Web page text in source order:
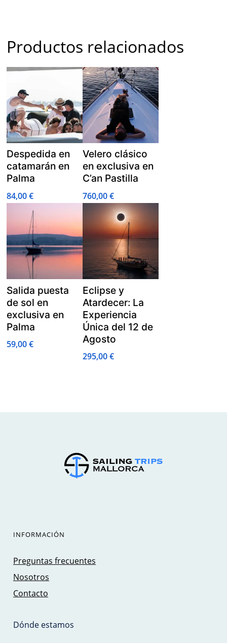
Productos relacionados
Despedida en
catamarán en
Palma
84,00€
Velero clásico
en exclusiva en
C’an Pastilla
760,00€
Salida puesta
de sol en
exclusiva en
Palma
59,00€
Eclipse y
Atardecer: La
Experiencia
Única del 12 de
Agosto
295,00€
INFORMACIÓN
Preguntas frecuentes
Nosotros
Contacto
Dónde estamos